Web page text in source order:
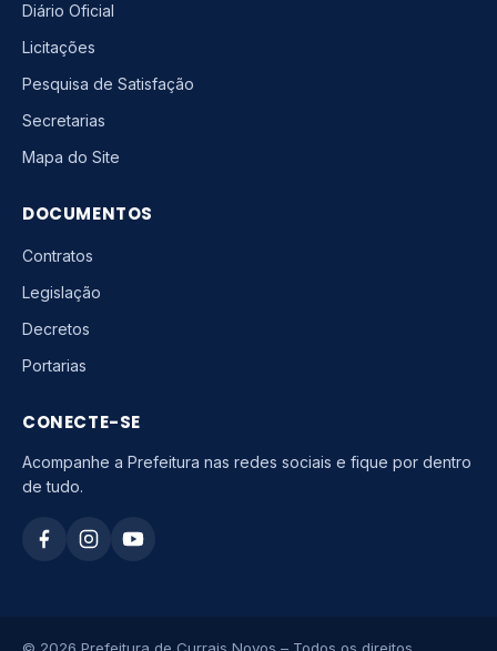
Diário Oficial
Licitações
Pesquisa de Satisfação
Secretarias
Mapa do Site
DOCUMENTOS
Contratos
Legislação
Decretos
Portarias
CONECTE-SE
Acompanhe a Prefeitura nas redes sociais e fique por dentro
de tudo.